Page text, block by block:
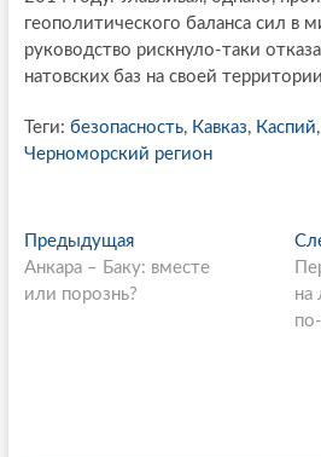
геополитического баланса сил в
руководство рискнуло-таки
натовских баз на своей
Теги: безопасность, Кавказ, Каспий,
Черноморский регион
P
o
ПредыдущаяП
р
е
Анкара – Баку: вместе
или порознь?
на